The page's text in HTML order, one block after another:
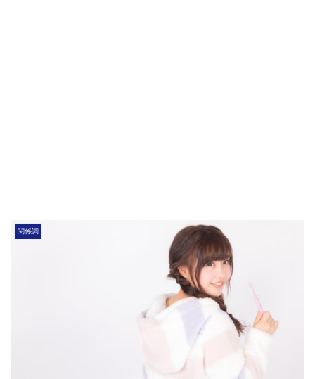
関係詞